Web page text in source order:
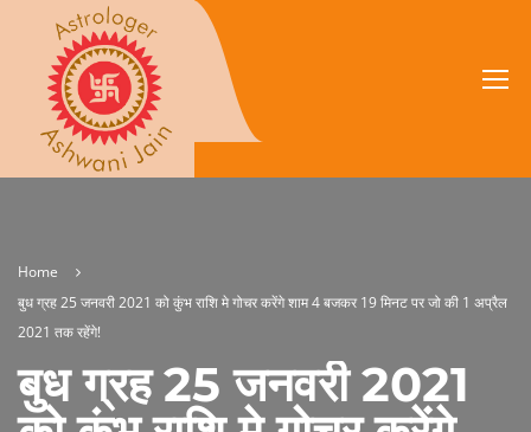
Home
बुध ग्रह 25 जनवरी 2021 को कुंभ राशि मे गोचर करेंगे शाम 4 बजकर 19 मिनट पर जो की 1 अप्रैल
2021 तक रहेंगे!
बुध ग्रह 25 जनवरी 2021